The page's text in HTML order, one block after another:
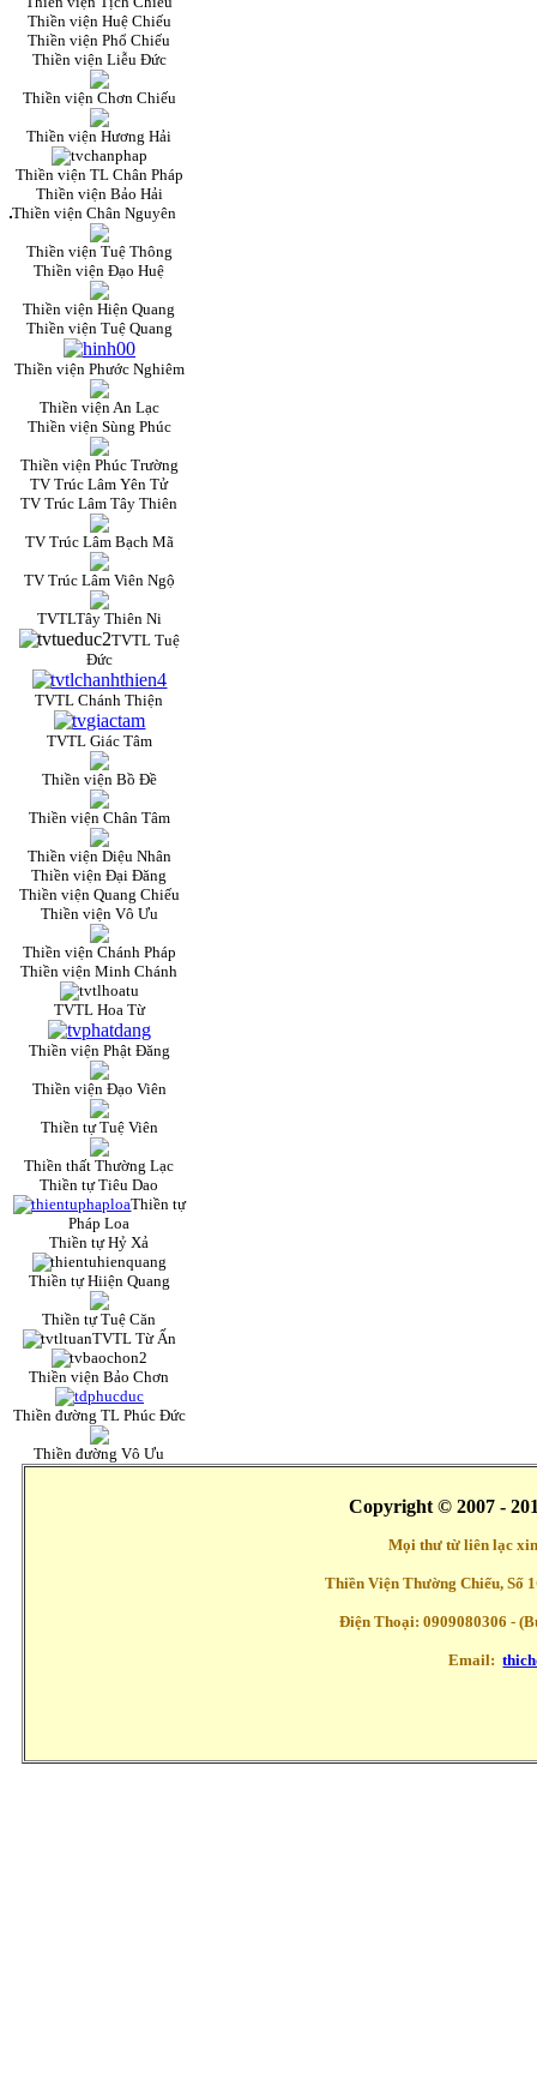
Thiền viện Huệ Chiếu
Thiền viện Phổ Chiếu
Thiền viện Liễu Đức
Thiền viện Chơn Chiếu
Thiền viện Hương Hải
Thiền viện TL Chân Pháp
Thiền viện Bảo Hải
Thiền viện Chân Nguyên
Thiền viện Tuệ Thông
Thiền viện Đạo Huệ
Thiền viện Hiện Quang
Thiền viện Tuệ Quang
Thiền viện Phước Nghiêm
Thiền viện An Lạc
Thiền viện Sùng Phúc
Thiền viện Phúc Trường
TV Trúc Lâm Yên Tử
TV Trúc Lâm Tây Thiên
TV Trúc Lâm Bạch Mã
TV Trúc Lâm Viên Ngộ
TVTLTây Thiên Ni
TVTL Tuệ
Đức
TVTL Chánh Thiện
TVTL Giác Tâm
Thiền viện Bồ Đề
Thiền viện Chân Tâm
Thiền viện Diệu Nhân
Thiền viện Đại Đăng
Thiền viện Quang Chiếu
Thiền viện Vô Ưu
Thiền viện Chánh Pháp
Thiền viện Minh Chánh
TVTL Hoa Từ
Thiền viện Phật Đăng
Thiền viện Đạo Viên
Thiền tự Tuệ Viên
Thiền thất Thường Lạc
Thiền tự Tiêu Dao
Thiền tự
Pháp Loa
Thiền tự Hỷ Xả
Thiền tự Hiiện Quang
Thiền tự Tuệ Căn
TVTL Từ Ấn
Thiền viện Bảo Chơn
Thiền đường TL Phúc Đức
Thiền đường Vô Ưu
Copyright © 2007 -
Mọi thư từ liên lạc
Thiền Viện Thường Chiếu, Số
Điện Thoại: 0909080306 -
Email: